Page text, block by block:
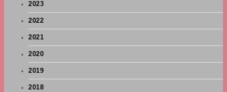
2023
2022
2021
2020
2019
2018